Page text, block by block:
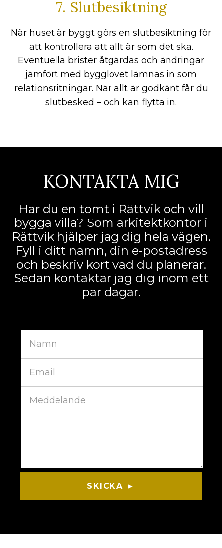
7. Slutbesiktning
När huset är byggt görs en slutbesiktning för
att kontrollera att allt är som det ska.
Eventuella brister åtgärdas och ändringar
jämfört med bygglovet lämnas in som
relationsritningar. När allt är godkänt får du
slutbesked – och kan flytta in.
KONTAKTA MIG
Har du en tomt i Rättvik och vill
bygga villa? Som arkitektkontor i
Rättvik hjälper jag dig hela vägen.
Fyll i ditt namn, din e-postadress
och beskriv kort vad du planerar.
Sedan kontaktar jag dig inom ett
par dagar.
SKICKA ►